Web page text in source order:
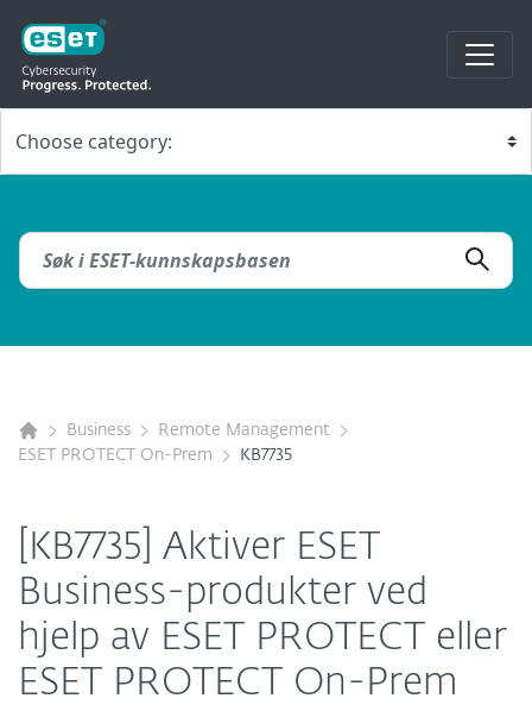
Business
Remote Management
ESET PROTECT On-Prem
KB7735
[KB7735] Aktiver ESET
Business-produkter ved
hjelp av ESET PROTECT eller
ESET PROTECT On-Prem